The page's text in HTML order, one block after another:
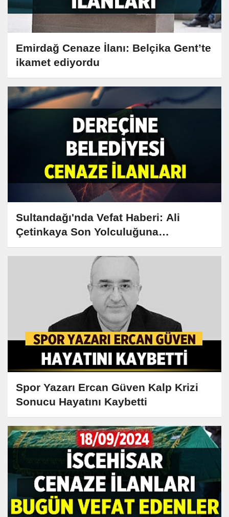
Emirdağ Cenaze İlanı: Belçika Gent’te
ikamet ediyordu
Sultandağı'nda Vefat Haberi: Ali
Çetinkaya Son Yolculuğuna
Uğurlanacak
Spor Yazarı Ercan Güven Kalp Krizi
Sonucu Hayatını Kaybetti